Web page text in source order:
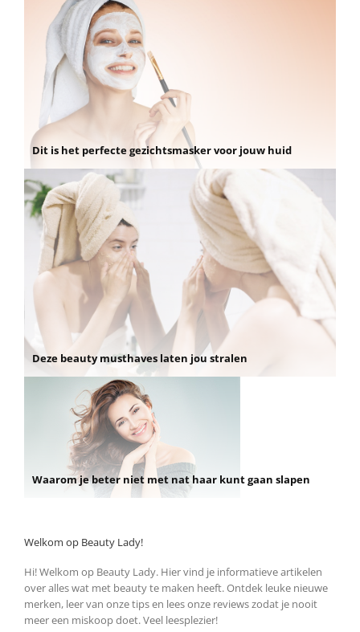
Dit is het perfecte gezichtsmasker voor jouw huid
Deze beauty musthaves laten jou stralen
Waarom je beter niet met nat haar kunt gaan slapen
Welkom op Beauty Lady!
Hi! Welkom op Beauty Lady. Hier vind je informatieve artikelen
over alles wat met beauty te maken heeft. Ontdek leuke nieuwe
merken, leer van onze tips en lees onze reviews zodat je nooit
meer een miskoop doet. Veel leesplezier!